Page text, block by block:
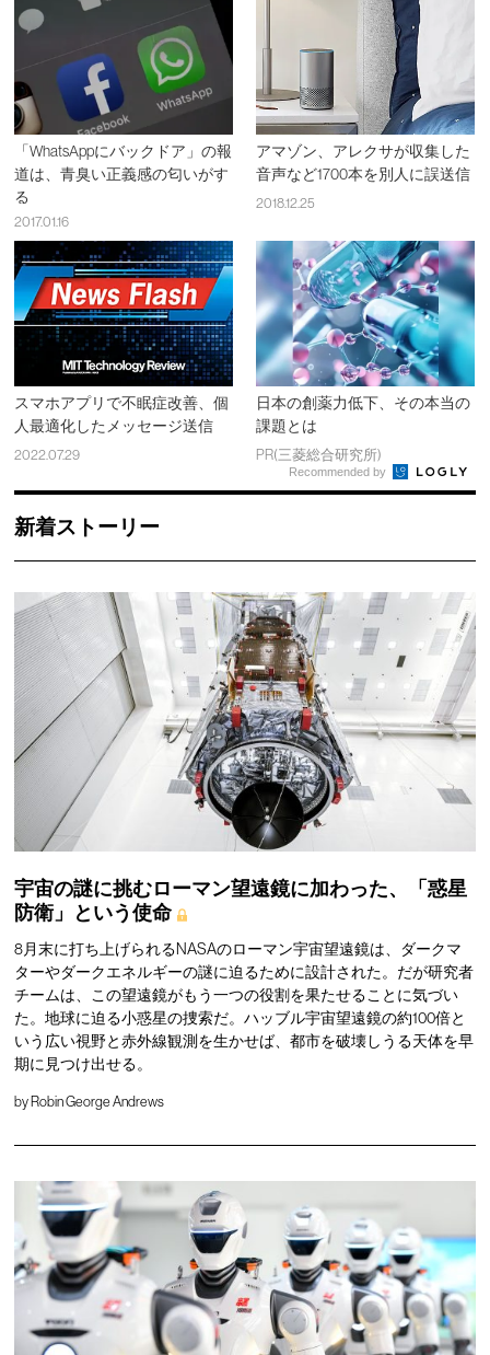
「WhatsAppにバックドア」の報
道は、青臭い正義感の匂いがす
る
2017.01.16
アマゾン、アレクサが収集した
音声など1700本を別人に誤送信
2018.12.25
スマホアプリで不眠症改善、個
人最適化したメッセージ送信
2022.07.29
日本の創薬力低下、その本当の
課題とは
PR(三菱総合研究所)
Recommended by
新着ストーリー
宇宙の謎に挑むローマン望遠鏡に加わった、「惑星
防衛」という使命
8月末に打ち上げられるNASAのローマン宇宙望遠鏡は、ダークマ
ターやダークエネルギーの謎に迫るために設計された。だが研究者
チームは、この望遠鏡がもう一つの役割を果たせることに気づい
た。地球に迫る小惑星の捜索だ。ハッブル宇宙望遠鏡の約100倍と
いう広い視野と赤外線観測を生かせば、都市を破壊しうる天体を早
期に見つけ出せる。
by Robin George Andrews